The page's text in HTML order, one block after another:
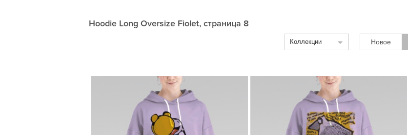
Hoodie Long Oversize Fiolet, страница 8
Коллекции Новое